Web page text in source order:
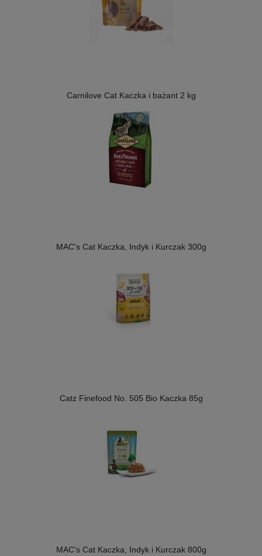
Carnilove Cat Kaczka i bażant 2 kg
MAC's Cat Kaczka, Indyk i Kurczak 300g
Catz Finefood No. 505 Bio Kaczka 85g
MAC's Cat Kaczka, Indyk i Kurczak 800g